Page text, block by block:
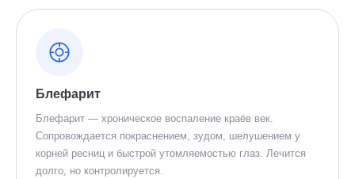
Блефарит
Блефарит — хроническое воспаление краёв век.
Сопровождается покраснением, зудом, шелушением у
корней ресниц и быстрой утомляемостью глаз. Лечится
долго, но контролируется.